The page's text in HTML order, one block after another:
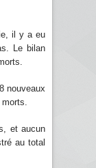
il y a eu
Le bilan
nouveaux
et aucun
au total